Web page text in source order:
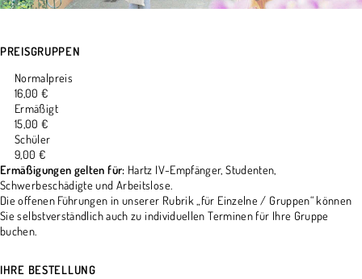
PREISGRUPPEN
Normalpreis
16,00 €
Ermäßigt
15,00 €
Schüler
9,00 €
Ermäßigungen gelten für: Hartz IV-Empfänger, Studenten,
Schwerbeschädigte und Arbeitslose.
Die offenen Führungen in unserer Rubrik „für Einzelne / Gruppen“ können
Sie selbstverständlich auch zu individuellen Terminen für Ihre Gruppe
buchen.
IHRE BESTELLUNG